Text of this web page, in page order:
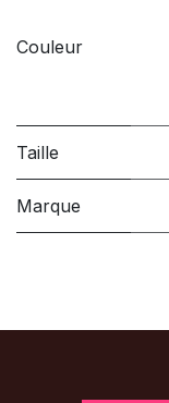
Couleur
Taille
Marque